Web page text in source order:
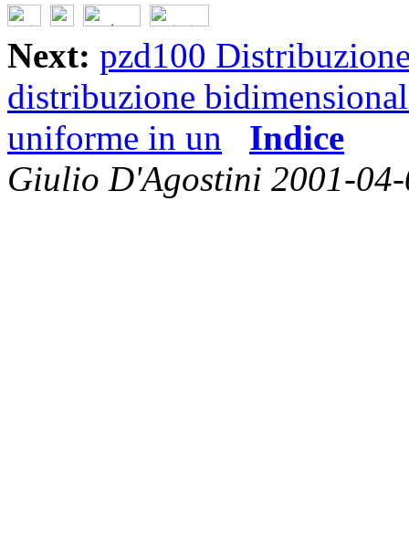
Next: pzd100
distribuzione
uniforme in un
Indice
Giulio D'Agostini 2001-